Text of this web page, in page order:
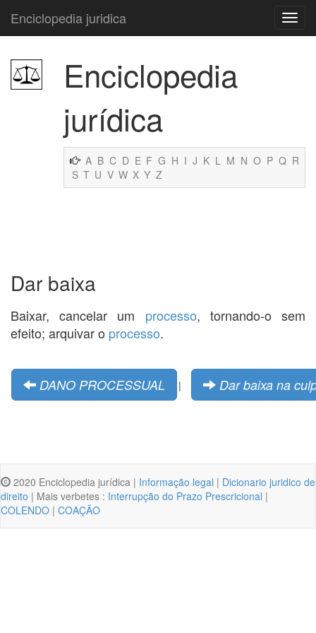
Enciclopedia juridica
Enciclopedia
jurídica
A B C D E F G H I J K L M N O P Q R
S T U V W X Y Z
Dar baixa
Baixar, cancelar um processo, tornando-o sem
efeito; arquivar o processo.
DANO PROCESSUAL | Dar baixa na
2020 Enciclopedia jurídica | Informação legal | Dicionario juridico de
direito | Mais verbetes : Interrupção do Prazo Prescricional |
COLENDO | COAÇÃO